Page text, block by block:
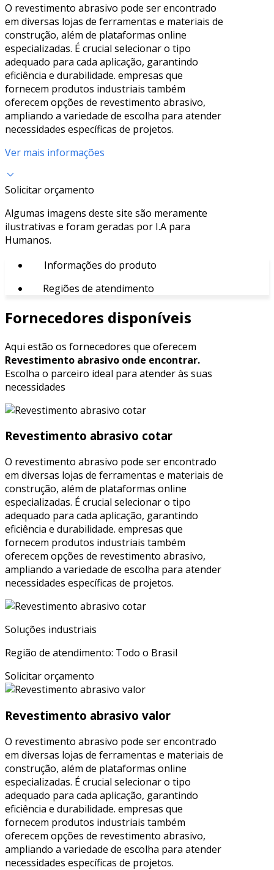
O revestimento abrasivo pode ser encontrado
em diversas lojas de ferramentas e materiais de
construção, além de plataformas online
especializadas. É crucial selecionar o tipo
adequado para cada aplicação, garantindo
eficiência e durabilidade. empresas que
fornecem produtos industriais também
oferecem opções de revestimento abrasivo,
ampliando a variedade de escolha para atender
necessidades específicas de projetos.
Ver mais informações
Solicitar orçamento
Algumas imagens deste site são meramente
ilustrativas e foram geradas por I.A para
Humanos.
Informações do produto
Regiões de atendimento
Fornecedores disponíveis
Aqui estão os fornecedores que oferecem
Revestimento abrasivo onde encontrar.
Escolha o parceiro ideal para atender às suas
necessidades
Revestimento abrasivo cotar
O revestimento abrasivo pode ser encontrado
em diversas lojas de ferramentas e materiais de
construção, além de plataformas online
especializadas. É crucial selecionar o tipo
adequado para cada aplicação, garantindo
eficiência e durabilidade. empresas que
fornecem produtos industriais também
oferecem opções de revestimento abrasivo,
ampliando a variedade de escolha para atender
necessidades específicas de projetos.
Soluções industriais
Região de atendimento: Todo o Brasil
Solicitar orçamento
Revestimento abrasivo valor
O revestimento abrasivo pode ser encontrado
em diversas lojas de ferramentas e materiais de
construção, além de plataformas online
especializadas. É crucial selecionar o tipo
adequado para cada aplicação, garantindo
eficiência e durabilidade. empresas que
fornecem produtos industriais também
oferecem opções de revestimento abrasivo,
ampliando a variedade de escolha para atender
necessidades específicas de projetos.